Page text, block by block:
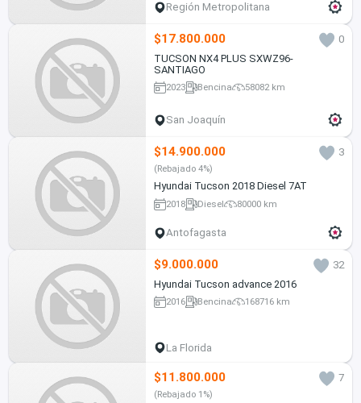
Región Metropolitana
$17.800.000
0
TUCSON NX4 PLUS SXWZ96-
SANTIAGO
2023 Bencina 58082 km
San Joaquín
$14.900.000 3
(Rebajado 4%)
Hyundai Tucson 2018 Diesel 7AT
2018 Diesel 80000 km
Antofagasta
$9.000.000
32
Hyundai Tucson advance 2016
2016 Bencina 168716 km
La Florida
$11.800.000 7
(Rebajado 1%)